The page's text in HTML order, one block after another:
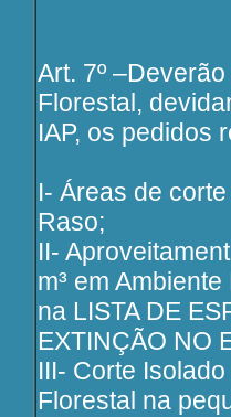
Art. 7º
Florestal,
IAP, os pedidos
I- Áreas de
Raso;
II-
m³ em
na LISTA DE
EXTINÇÃO NO
III- Corte
Florestal na